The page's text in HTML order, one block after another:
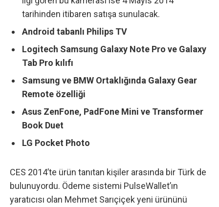
tarihinden itibaren satışa sunulacak.
Android tabanlı Philips TV
Logitech Samsung Galaxy Note Pro ve Galaxy
Tab Pro kılıfı
Samsung ve BMW Ortaklığında Galaxy Gear
Remote özelliği
Asus ZenFone, PadFone Mini ve Transformer
Book Duet
LG Pocket Photo
CES 2014’te ürün tanıtan kişiler arasında bir Türk de
bulunuyordu. Ödeme sistemi PulseWallet’ın
yaratıcısı olan Mehmet Sarıçiçek yeni ürününü